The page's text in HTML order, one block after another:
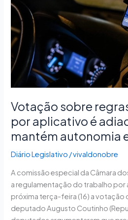
Votação sobre
por aplicativo é
mantém autonomia
Diário Legislativo /vivaldonobre
A comissão especial da Câmara
a regulamentação do trabalho por
próxima terça-feira (16) a votação
deputado Augusto Coutinho
trabalho
por
aplicativo
é
adiada;
parecer
mantém
autonomia
e
garantias